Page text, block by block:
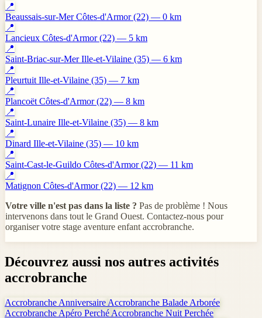
📍
Beaussais-sur-Mer Côtes-d'Armor (22) — 0 km
📍
Lancieux Côtes-d'Armor (22) — 5 km
📍
Saint-Briac-sur-Mer Ille-et-Vilaine (35) — 6 km
📍
Pleurtuit Ille-et-Vilaine (35) — 7 km
📍
Plancoët Côtes-d'Armor (22) — 8 km
📍
Saint-Lunaire Ille-et-Vilaine (35) — 8 km
📍
Dinard Ille-et-Vilaine (35) — 10 km
📍
Saint-Cast-le-Guildo Côtes-d'Armor (22) — 11 km
📍
Matignon Côtes-d'Armor (22) — 12 km
Votre ville n'est pas dans la liste ? Pas de problème ! Nous
intervenons dans tout le Grand Ouest. Contactez-nous pour
organiser votre stage aventure enfant accrobranche.
Découvrez aussi nos autres activités
accrobranche
Accrobranche Anniversaire Accrobranche Balade Arborée
Accrobranche Apéro Perché Accrobranche Nuit Perchée